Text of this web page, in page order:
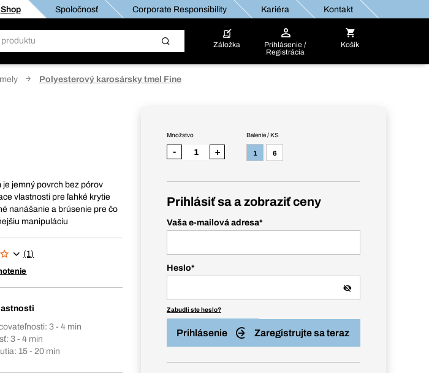
Shop Spoločnosť Corporate Responsibility Kariéra Kontakt
Záložka
Prihlásenie /
Registrácia
Košík
Polyesterový karosársky tmel Fine
je jemný povrch bez pórov
vlastnosti pre ľahké krytie
nanášanie a brúsenie pre čo
manipuláciu
(1)
3 - 4 min
3 - 4 min
15 - 20 min
Balenie / KS
1 6
Množstvo
- +
Prihlásiť sa a zobraziť ceny
Vaša e-mailová adresa*
Heslo*
Zabudli ste heslo?
Prihlásenie Zaregistrujte sa teraz